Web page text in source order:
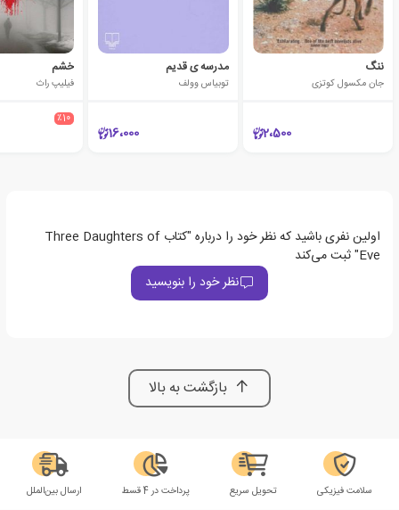
ننگ
جان مکسول کوتزی
2،500
مدرسه ی قدیم
توبیاس وولف
16،000
خشم
فیلیپ راث
٪10
اولین نفری باشید که نظر خود را درباره "کتاب Three Daughters of
Eve" ثبت می‌کند
نظر خود را بنویسید
بازگشت به بالا
سلامت فیزیکی تحویل سریع پرداخت در 4 قسط ارسال بین‌الملل